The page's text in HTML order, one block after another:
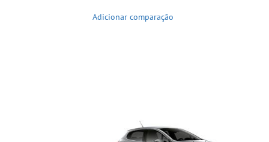
Adicionar comparação